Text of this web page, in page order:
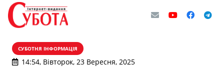
СУБОТНЯ ІНФОРМАЦІЯ
14:54, Вівторок, 23 Вересня, 2025